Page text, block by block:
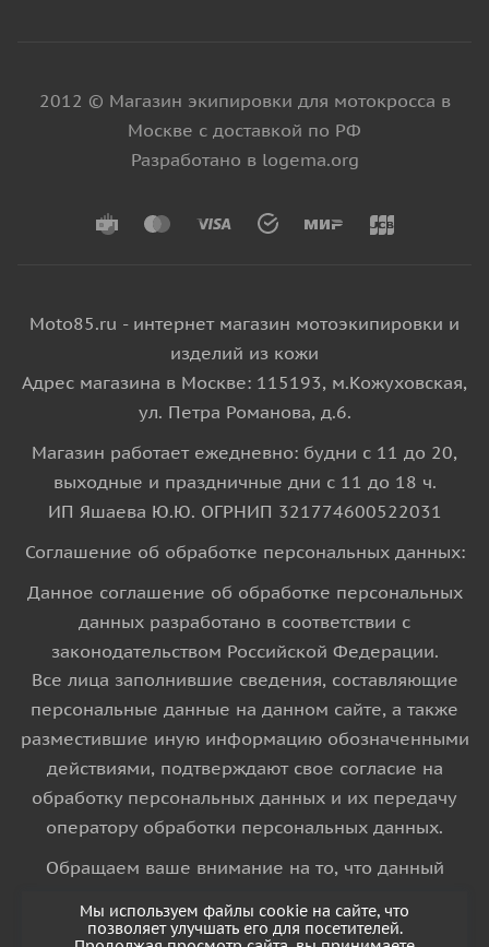
2012 © Магазин экипировки для мотокросса в
Москве с доставкой по РФ
Разработано в logema.org
Moto85.ru - интернет магазин мотоэкипировки и
изделий из кожи
Адрес магазина в Москве: 115193, м.Кожуховская,
ул. Петра Романова, д.6.
Магазин работает ежедневно: будни с 11 до 20,
выходные и праздничные дни с 11 до 18 ч.
ИП Яшаева Ю.Ю. ОГРНИП 321774600522031
Соглашение об обработке персональных данных:
Данное соглашение об обработке персональных
данных разработано в соответствии с
законодательством Российской Федерации.
Все лица заполнившие сведения, составляющие
персональные данные на данном сайте, а также
разместившие иную информацию обозначенными
действиями, подтверждают свое согласие на
обработку персональных данных и их передачу
оператору обработки персональных данных.
Обращаем ваше внимание на то, что данный
информационный характер и ни при каких
Мы используем файлы cookie на сайте, что
позволяет улучшать его для посетителей.